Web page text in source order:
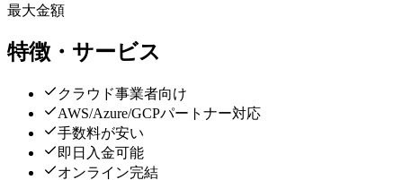
最大金額
特徴・サービス
クラウド事業者向け
AWS/Azure/GCPパートナー対応
手数料が安い
即日入金可能
オンライン完結